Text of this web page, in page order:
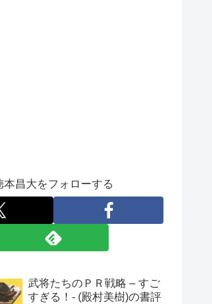
本昌大をフォローする
武将たちのＰＲ戦略 – すご
すぎる！- (殿村美樹)の書評